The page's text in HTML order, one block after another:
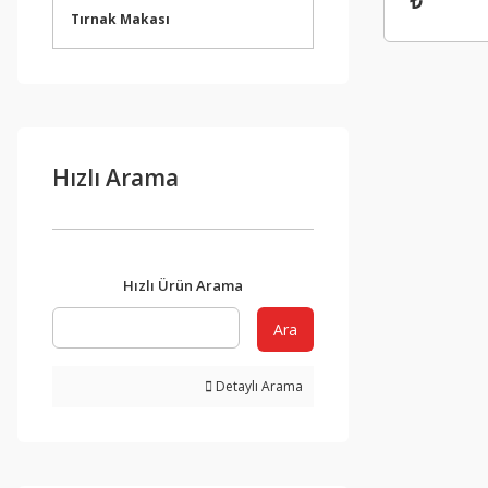
Tırnak Makası
Hızlı Arama
Hızlı Ürün Arama
Ara
Detaylı Arama
Pudra